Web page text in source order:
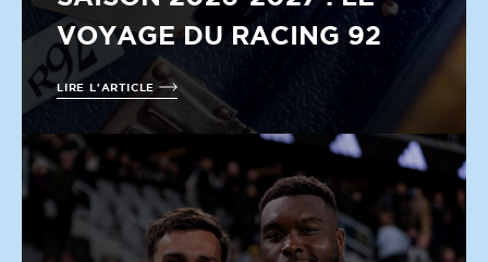
VOYAGE DU RACING 92
LIRE L'ARTICLE